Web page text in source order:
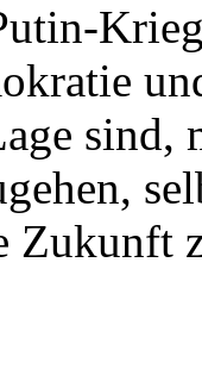
Zukunft